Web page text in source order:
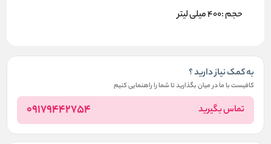
حجم :400 میلی لیتر
به کمک نیاز دارید ؟
کافیست با ما در میان بگذارید تا شما را راهنمایی کنیم
تماس بگیرید 09179442754